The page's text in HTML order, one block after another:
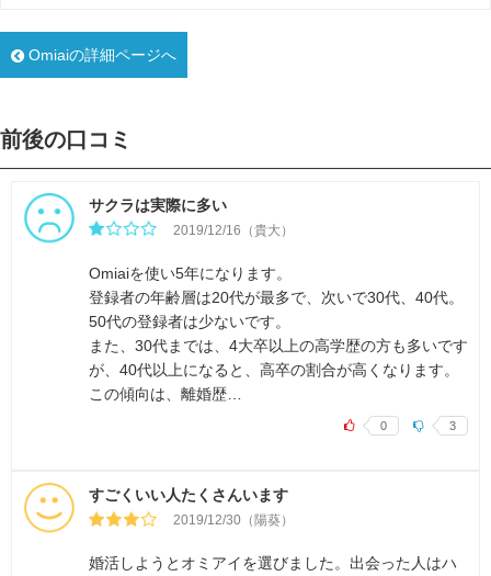
Omiaiの詳細ページへ
前後の口コミ
サクラは実際に多い
2019/12/16（貴大）
Omiaiを使い5年になります。
登録者の年齢層は20代が最多で、次いで30代、40代。
50代の登録者は少ないです。
また、30代までは、4大卒以上の高学歴の方も多いです
が、40代以上になると、高卒の割合が高くなります。
この傾向は、離婚歴…
0 3
すごくいい人たくさんいます
2019/12/30（陽葵）
婚活しようとオミアイを選びました。出会った人はハ